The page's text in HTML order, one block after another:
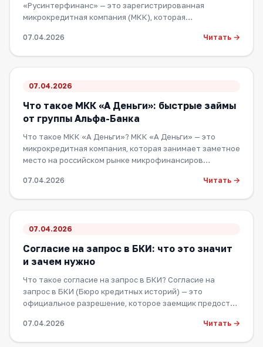
«Русинтерфинанс» — это зарегистрированная
микрокредитная компания (МКК), которая
07.04.2026 Читать →
07.04.2026
Что такое МКК «А Деньги»: быстрые займы
от группы Альфа-Банка
Что такое МКК «А Деньги»? МКК «А Деньги» — это
микрокредитная компания, которая занимает заметное
место на российском рынке микрофинансиров…
07.04.2026 Читать →
07.04.2026
Согласие на запрос в БКИ: что это значит
и зачем нужно
Что такое согласие на запрос в БКИ? Согласие на
запрос в БКИ (Бюро кредитных историй) — это
официальное разрешение, которое заемщик предост…
07.04.2026 Читать →